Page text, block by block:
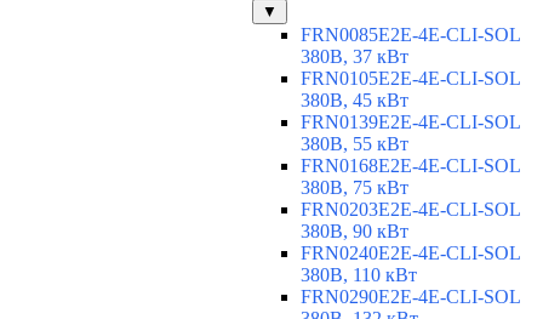
▼
FRN0085E2E-4E-CLI-SOL
380В, 37 кВт
FRN0105E2E-4E-CLI-SOL
380В, 45 кВт
FRN0139E2E-4E-CLI-SOL
380В, 55 кВт
FRN0168E2E-4E-CLI-SOL
380В, 75 кВт
FRN0203E2E-4E-CLI-SOL
380В, 90 кВт
FRN0240E2E-4E-CLI-SOL
380В, 110 кВт
FRN0290E2E-4E-CLI-SOL